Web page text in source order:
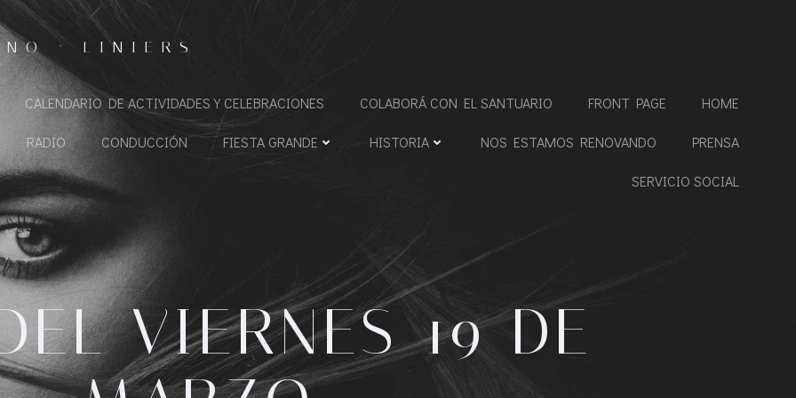
· LINIERS
CALENDARIO DE ACTIVIDADES Y CELEBRACIONES COLABORÁ CON EL SANTUARIO FRONT PAGE HOME
RADIO CONDUCCIÓN FIESTA GRANDE HISTORIA NOS ESTAMOS RENOVANDO PRENSA
SERVICIO SOCIAL
VIERNES 19 DE